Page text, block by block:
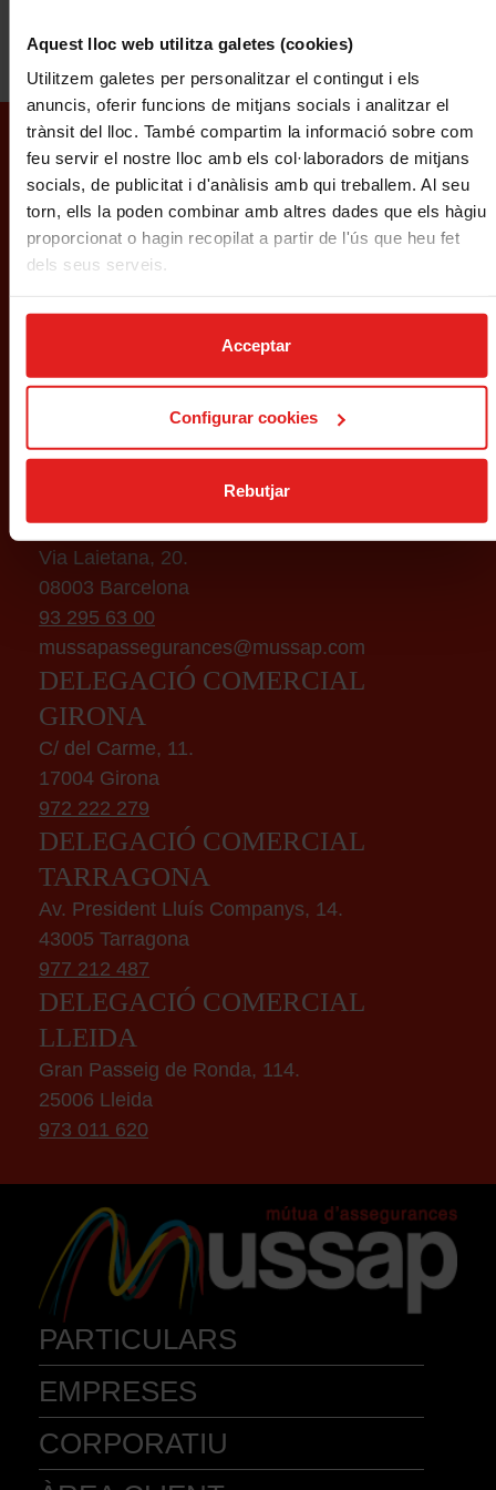
Aquest lloc web utilitza galetes (cookies)
Utilitzem galetes per personalitzar el contingut i els
anuncis, oferir funcions de mitjans socials i analitzar el
trànsit del lloc. També compartim la informació sobre com
feu servir el nostre lloc amb els col·laboradors de mitjans
socials, de publicitat i d'anàlisis amb qui treballem. Al seu
torn, ells la poden combinar amb altres dades que els hàgiu
proporcionat o hagin recopilat a partir de l'ús que heu fet
dels seus serveis.
Acceptar
Configurar cookies
Rebutjar
nostra. I que per molts anys!
SUBSCRIU-TE A LA
NOSTRA
NEWSLETTER
mussapassegurances@mussap.com
BARCELONA
Via Laietana, 20.
08003 Barcelona
93 295 63 00
mussapassegurances@mussap.com
DELEGACIÓ COMERCIAL
GIRONA
C/ del Carme, 11.
17004 Girona
972 222 279
DELEGACIÓ COMERCIAL
TARRAGONA
Av. President Lluís Companys, 14.
43005 Tarragona
977 212 487
DELEGACIÓ COMERCIAL
LLEIDA
Gran Passeig de Ronda, 114.
25006 Lleida
973 011 620
PARTICULARS
AUTOMÒBILS
VEHIC. MOB. PERSONAL
EMBARCACIONS
LLAR
ACCIDENTS
MASCOTA
CAÇA
PESCA
EMPRESES
COMERÇ
PIME
EXPLOTACIÓ AMB LLAR
CORPORATIU